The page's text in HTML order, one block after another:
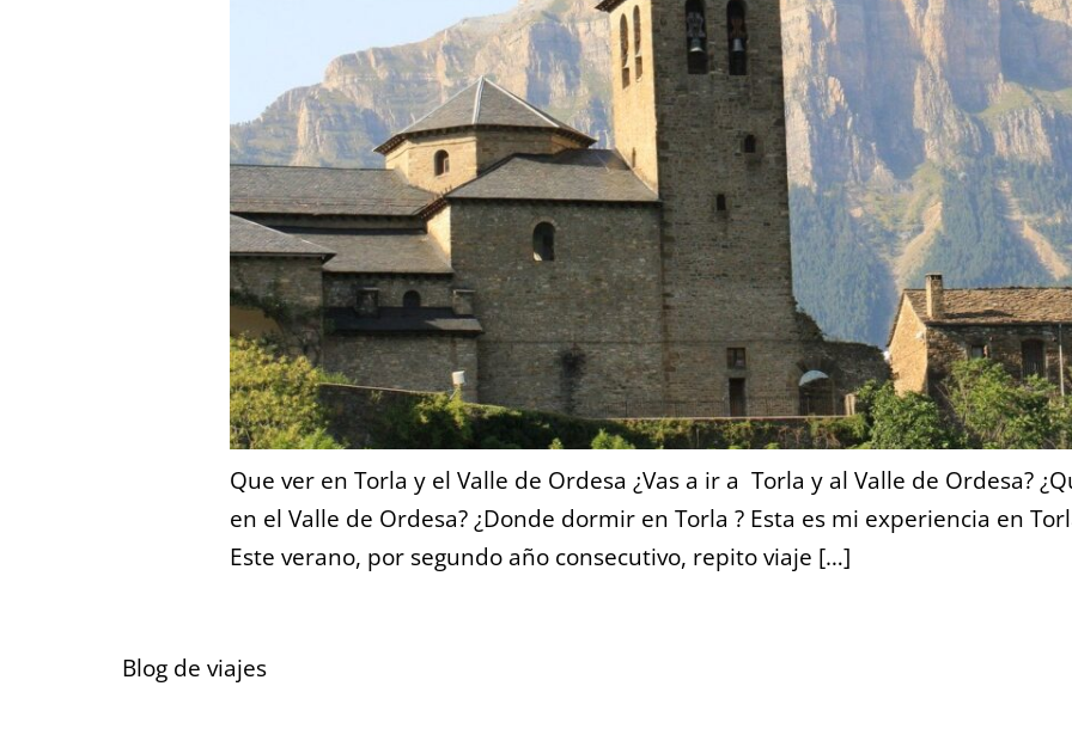
Que ver en Torla y el Valle de Ordesa ¿Vas a ir a Torla y al Valle de Ordesa?
en el Valle de Ordesa? ¿Donde dormir en Torla ? Esta es mi experiencia en
Este verano, por segundo año consecutivo, repito viaje […]
Blog de viajes